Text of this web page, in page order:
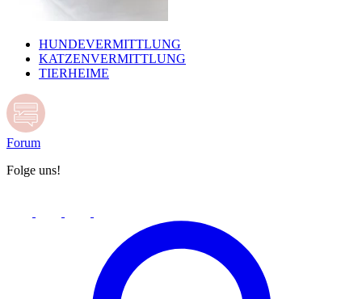
HUNDEVERMITTLUNG
KATZENVERMITTLUNG
TIERHEIME
Forum
Folge uns!